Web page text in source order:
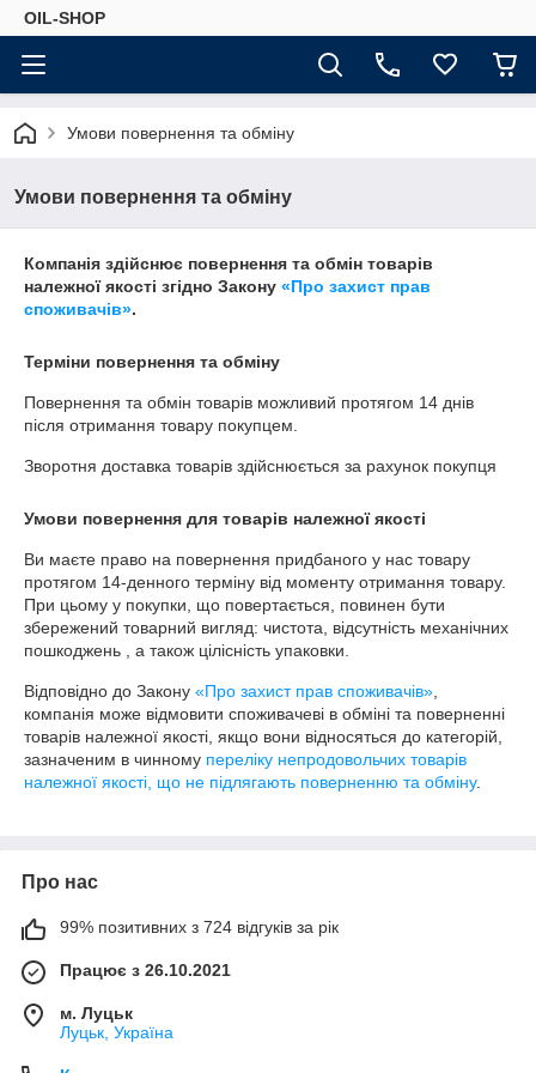
OIL-SHOP
Умови повернення та обміну
Умови повернення та обміну
Компанія здійснює повернення та обмін товарів
належної якості згідно Закону «Про захист прав
споживачів».
Терміни повернення та обміну
Повернення та обмін товарів можливий протягом 14 днів
після отримання товару покупцем.
Зворотня доставка товарів здійснюється за рахунок покупця
Умови повернення для товарів належної якості
Ви маєте право на повернення придбаного у нас товару
протягом 14-денного терміну від моменту отримання товару.
При цьому у покупки, що повертається, повинен бути
збережений товарний вигляд: чистота, відсутність механічних
пошкоджень , а також цілісність упаковки.
Відповідно до Закону «Про захист прав споживачів»
компанія може відмовити споживачеві в обміні та поверненні
товарів належної якості, якщо вони відносяться до категорій,
зазначеним в чинному переліку непродовольчих товарів
належної якості, що не підлягають поверненню та обміну.
Про нас
99% позитивних з 724 відгуків за рік
Працює з 26.10.2021
м. Луцьк
Луцьк, Україна